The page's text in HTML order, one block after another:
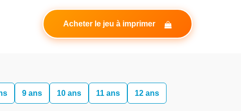
Acheter le jeu à imprimer
9 ans 10 ans 11 ans 12 ans